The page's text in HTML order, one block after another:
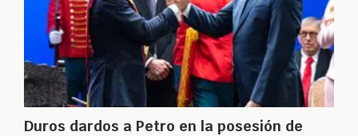
Duros dardos a Petro en la posesión de